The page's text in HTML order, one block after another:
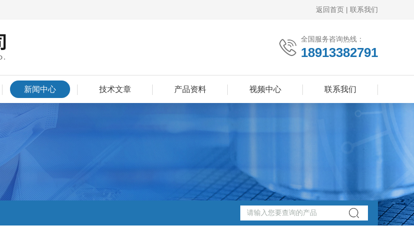
返回首页 | 联系我们
全国服务咨询热线：
18913382791
新闻中心 技术文章 产品资料 视频中心 联系我们